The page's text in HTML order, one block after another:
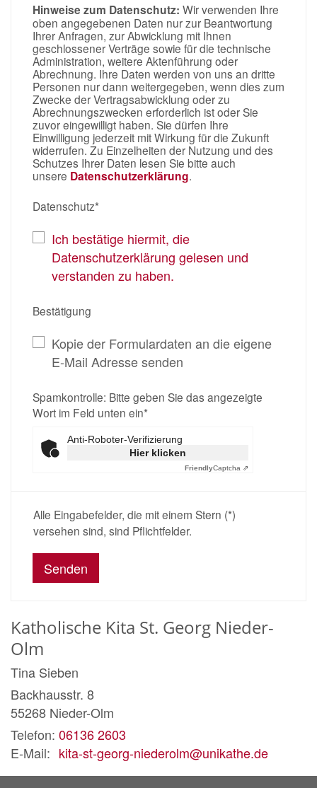
Hinweise zum Datenschutz: Wir verwenden Ihre
oben angegebenen Daten nur zur Beantwortung
Ihrer Anfragen, zur Abwicklung mit Ihnen
geschlossener Verträge sowie für die technische
Administration, weitere Aktenführung oder
Abrechnung. Ihre Daten werden von uns an dritte
Personen nur dann weitergegeben, wenn dies zum
Zwecke der Vertragsabwicklung oder zu
Abrechnungszwecken erforderlich ist oder Sie
zuvor eingewilligt haben. Sie dürfen Ihre
Einwilligung jederzeit mit Wirkung für die Zukunft
widerrufen. Zu Einzelheiten der Nutzung und des
Schutzes Ihrer Daten lesen Sie bitte auch
unsere Datenschutzerklärung.
Datenschutz*
Ich bestätige hiermit, die
Datenschutzerklärung gelesen und
verstanden zu haben.
Bestätigung
Kopie der Formulardaten an die eigene
E-Mail Adresse senden
Spamkontrolle: Bitte geben Sie das angezeigte
Wort im Feld unten ein*
Anti-Roboter-Verifizierung
Hier klicken
FriendlyCaptcha ⇗
Alle Eingabefelder, die mit einem Stern (*)
versehen sind, sind Pflichtfelder.
Katholische Kita St. Georg Nieder-
Olm
Tina Sieben
Backhausstr. 8
55268 Nieder-Olm
Telefon: 06136 2603
E-Mail: kita-st-georg-niederolm@unikathe.de